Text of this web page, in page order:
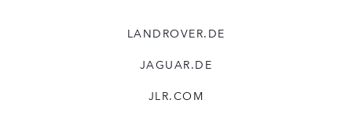
LANDROVER.DE
JAGUAR.DE
JLR.COM